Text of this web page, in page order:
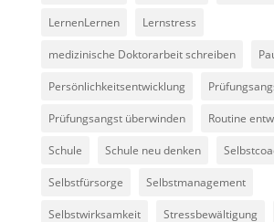
LernenLernen Lernstress
medizinische Doktorarbeit schreiben
Persönlichkeitsentwicklung
Prüfungsangst überwinden Routine
Schule Schule neu denken
Selbstfürsorge Selbstmanagement
Selbstwirksamkeit Stressbewältigung